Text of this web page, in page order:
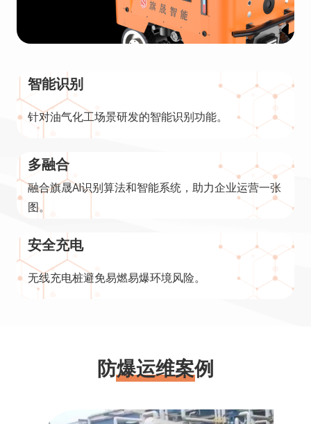
智能识别
针对油气化工场景研发的智能识别功能。
多融合
融合旗晟AI识别算法和智能系统，助力企业运营一张
图。
安全充电
无线充电桩避免易燃易爆环境风险。
防爆运维案例